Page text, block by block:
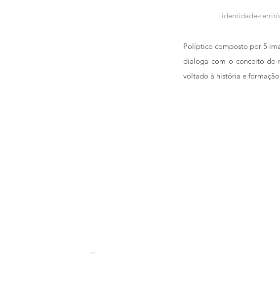
identidade-
Políptico composto por 5
dialoga com o conceito de
voltado à história e
...